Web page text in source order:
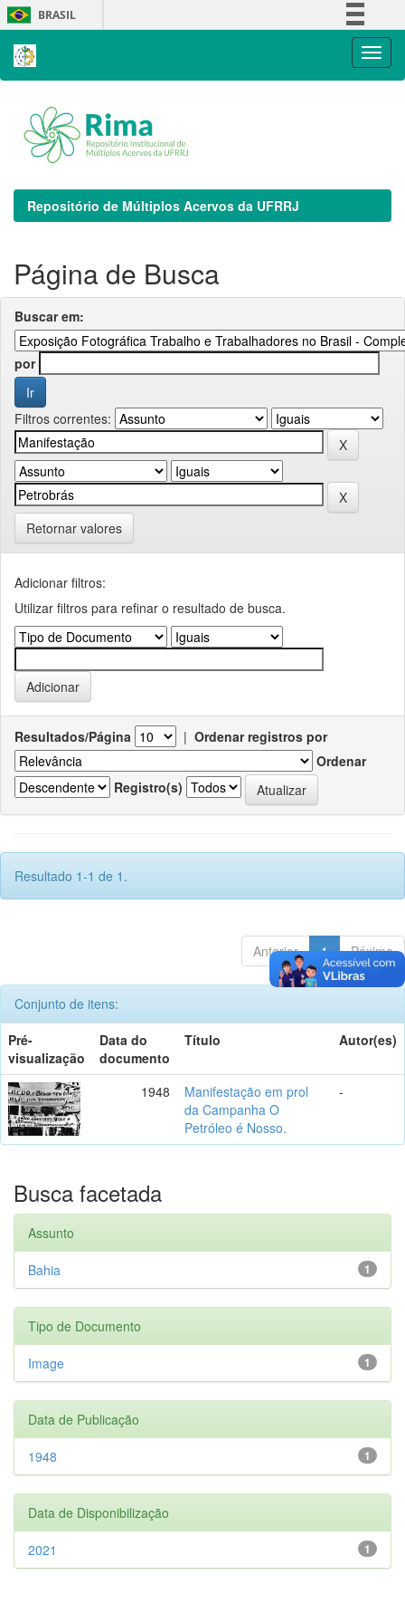
Skip
navigation
BRASIL
Repositório de Múltiplos Acervos da UFRRJ
Página de Busca
Buscar em:
por
Filtros correntes:
Retornar valores
Adicionar filtros:
Utilizar filtros para refinar o resultado de busca.
Resultados/Página | Ordenar registros por
Ordenar
Registro(s)
Resultado 1-1 de 1.
Anterior 1 Póximo
Conjunto de itens:
Pré-
visualização
Data do
documento
Título Autor(es)
1948
Manifestação em prol
da Campanha O
Petróleo é Nosso.
-
Busca facetada
Assunto
1
Bahia
Tipo de Documento
1
Image
Data de Publicação
1
1948
Data de Disponibilização
1
2021